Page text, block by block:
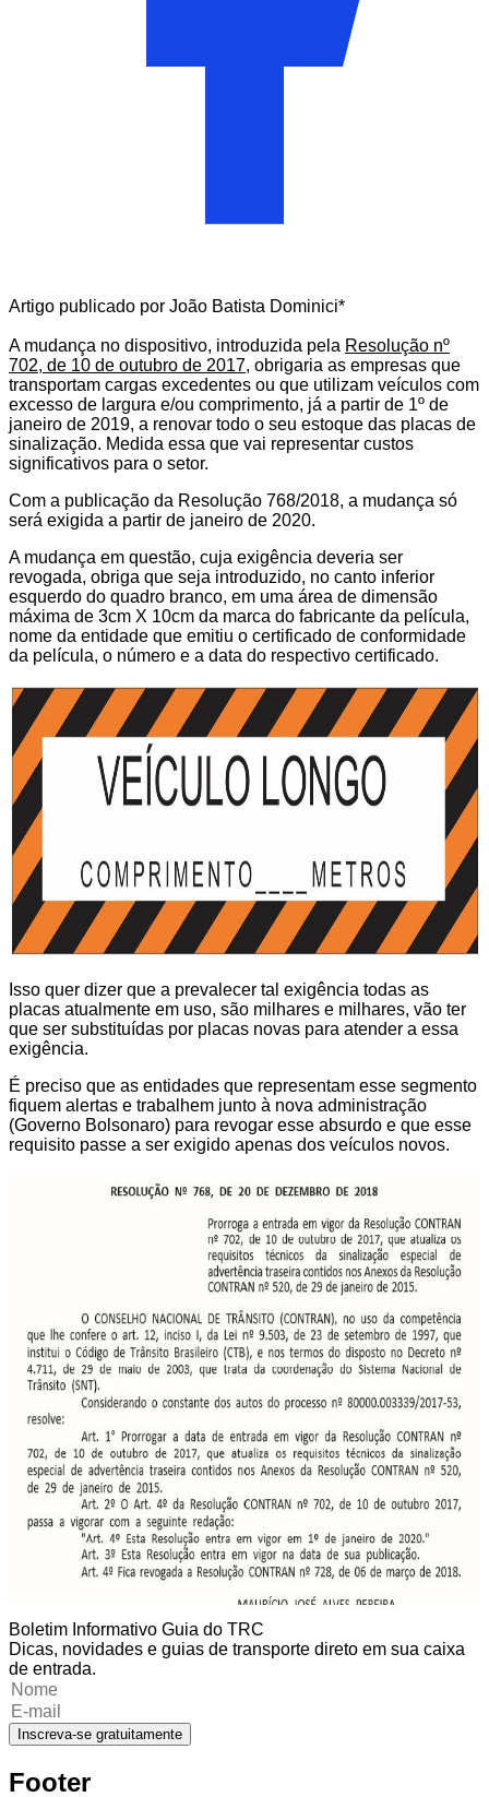
Artigo publicado por João Batista Dominici*
A mudança no dispositivo, introduzida pela Resolução nº
702, de 10 de outubro de 2017, obrigaria as empresas que
transportam cargas excedentes ou que utilizam veículos com
excesso de largura e/ou comprimento, já a partir de 1º de
janeiro de 2019, a renovar todo o seu estoque das placas de
sinalização. Medida essa que vai representar custos
significativos para o setor.
Com a publicação da Resolução 768/2018, a mudança só
será exigida a partir de janeiro de 2020.
A mudança em questão, cuja exigência deveria ser
revogada, obriga que seja introduzido, no canto inferior
esquerdo do quadro branco, em uma área de dimensão
máxima de 3cm X 10cm da marca do fabricante da película,
nome da entidade que emitiu o certificado de conformidade
da película, o número e a data do respectivo certificado.
Isso quer dizer que a prevalecer tal exigência todas as
placas atualmente em uso, são milhares e milhares, vão ter
que ser substituídas por placas novas para atender a essa
exigência.
É preciso que as entidades que representam esse segmento
fiquem alertas e trabalhem junto à nova administração
(Governo Bolsonaro) para revogar esse absurdo e que esse
requisito passe a ser exigido apenas dos veículos novos.
Boletim Informativo Guia do TRC
Dicas, novidades e guias de transporte direto em sua caixa
de entrada.
Inscreva-se gratuitamente
Footer